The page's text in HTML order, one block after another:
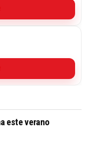
este verano